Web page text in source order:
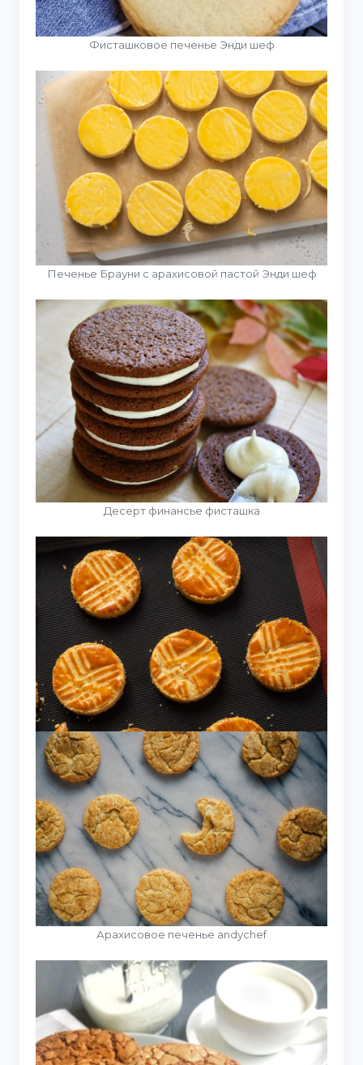
Фисташковое печенье Энди шеф
Печенье Брауни с арахисовой пастой Энди шеф
Десерт финансье фисташка
Арахисовое печенье andychef